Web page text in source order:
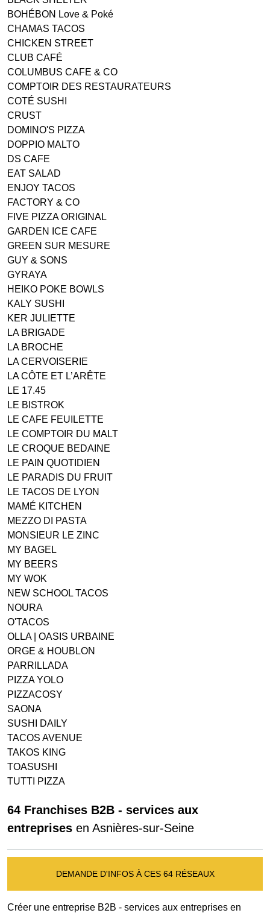
BOHÉBON Love & Poké
CHAMAS TACOS
CHICKEN STREET
CLUB CAFÉ
COLUMBUS CAFE & CO
COMPTOIR DES RESTAURATEURS
COTÉ SUSHI
CRUST
DOMINO'S PIZZA
DOPPIO MALTO
DS CAFE
EAT SALAD
ENJOY TACOS
FACTORY & CO
FIVE PIZZA ORIGINAL
GARDEN ICE CAFE
GREEN SUR MESURE
GUY & SONS
GYRAYA
HEIKO POKE BOWLS
KALY SUSHI
KER JULIETTE
LA BRIGADE
LA BROCHE
LA CERVOISERIE
LA CÔTE ET L’ARÊTE
LE 17.45
LE BISTROK
LE CAFE FEUILETTE
LE COMPTOIR DU MALT
LE CROQUE BEDAINE
LE PAIN QUOTIDIEN
LE PARADIS DU FRUIT
LE TACOS DE LYON
MAMÉ KITCHEN
MEZZO DI PASTA
MONSIEUR LE ZINC
MY BAGEL
MY BEERS
MY WOK
NEW SCHOOL TACOS
NOURA
O'TACOS
OLLA | OASIS URBAINE
ORGE & HOUBLON
PARRILLADA
PIZZA YOLO
PIZZACOSY
SAONA
SUSHI DAILY
TACOS AVENUE
TAKOS KING
TOASUSHI
TUTTI PIZZA
64 Franchises B2B - services aux
entreprises en Asnières-sur-Seine
DEMANDE D'INFOS À CES 64 RÉSEAUX
Créer une entreprise B2B - services aux entreprises en